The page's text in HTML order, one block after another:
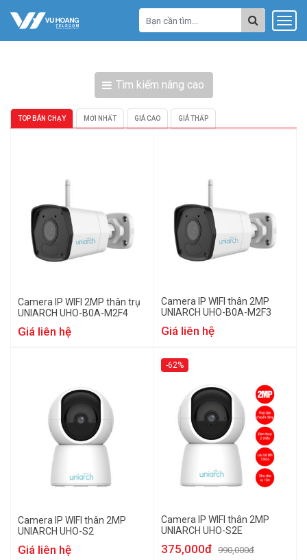
Tìm kiếm nâng cao
TOP BÁN CHẠY MỚI NHẤT GIÁ CAO GIÁ THẤP
Camera IP WIFI 2MP thân trụ
UNIARCH UHO-B0A-M2F4
Giá liên hệ
Camera IP WIFI thân 2MP
UNIARCH UHO-B0A-M2F3
Giá liên hệ
Camera IP WIFI thân 2MP
UNIARCH UHO-S2
Giá liên hệ
-62%
Camera IP WIFI thân 2MP
UNIARCH UHO-S2E
375,000đ 990,000đ